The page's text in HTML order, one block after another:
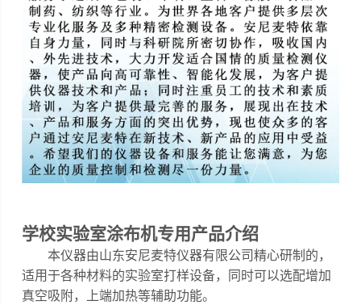
学校实验室涂布机专用 产品介绍
本仪器由山东安尼麦特仪器有限公司精心研制的，
适用于各种材料的实验室打样设备，同时可以选配增加
真空吸附，上端加热等辅助功能。